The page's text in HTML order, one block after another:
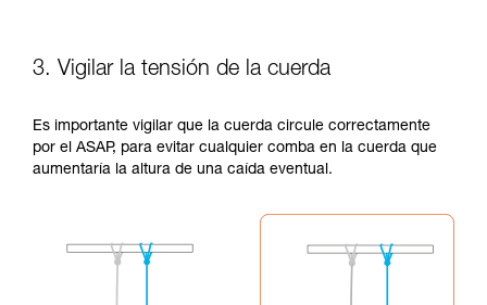
3. Vigilar la tensión de la cuerda
Es importante vigilar que la cuerda circule correctamente
por el ASAP, para evitar cualquier comba en la cuerda que
aumentaría la altura de una caída eventual.